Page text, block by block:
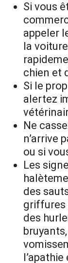
Si vous
appeler
la
chien et
Si le
alertez
Ne
n’arrive
ou si
Les
des
griffures
des